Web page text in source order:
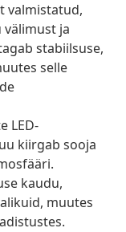
valmistatud,
ja
stabiilsuse,
selle
LED-
kiirgab sooja
kaudu,
muutes